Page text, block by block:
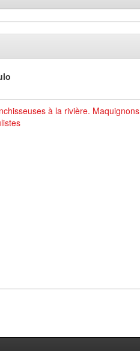
à la rivière. Maquignons